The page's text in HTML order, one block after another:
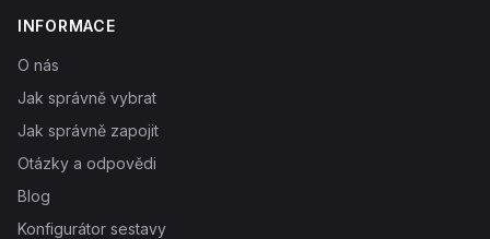
INFORMACE
O nás
Jak správně vybrat
Jak správně zapojit
Otázky a odpovědi
Blog
Konfigurátor sestavy